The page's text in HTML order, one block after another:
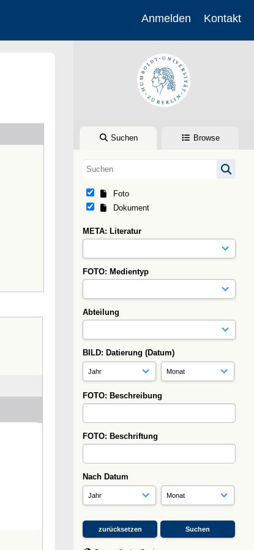
Anmelden Kontakt
Suchen Browse
Foto
Dokument
META: Literatur
FOTO: Medientyp
Abteilung
BILD: Datierung (Datum)
FOTO: Beschreibung
FOTO: Beschriftung
Nach Datum